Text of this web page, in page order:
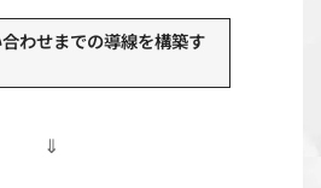
わせまでの導線を構築す
⇓